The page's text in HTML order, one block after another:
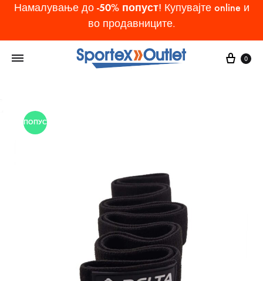
Намалување до -50% попуст! Купувајте online и
во продавниците.
Cart
0
ПОПУСТ